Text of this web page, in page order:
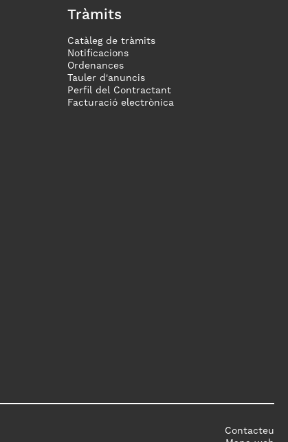
Tràmits
Catàleg de tràmits
Notificacions
Ordenances
Tauler d'anuncis
Perfil del Contractant
Facturació electrònica
Contacteu